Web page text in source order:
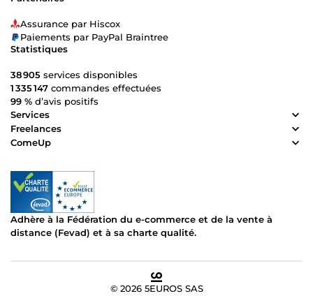
Assurance par Hiscox
Paiements par PayPal Braintree
Statistiques
38 905 services disponibles
1 335 147 commandes effectuées
99 % d’avis positifs
Services
Freelances
ComeUp
Adhère à la Fédération du e-commerce et de la vente à
distance (Fevad) et à sa charte qualité.
© 2026 5EUROS SAS